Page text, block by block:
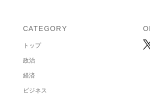
CATEGORY
トップ
政治
経済
ビジネス